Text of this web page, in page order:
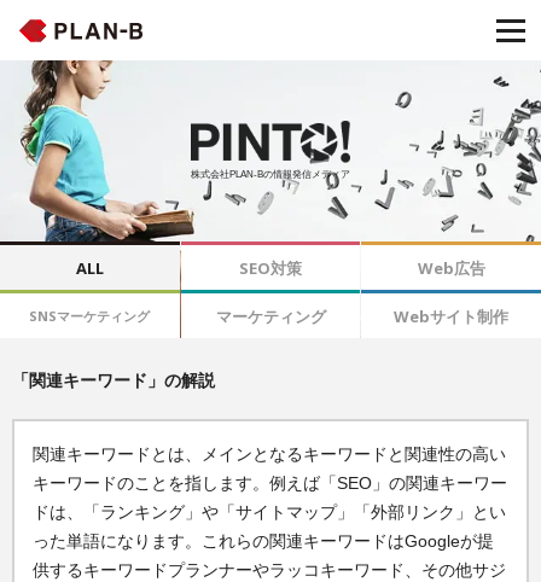
株式会社PLAN-Bの情報発信メディア
ALL SEO対策 Web広告
SNSマーケティング マーケティング Webサイト制作
「関連キーワード」の解説
関連キーワードとは、メインとなるキーワードと関連性の高い
キーワードのことを指します。例えば「SEO」の関連キーワー
ドは、「ランキング」や「サイトマップ」「外部リンク」とい
った単語になります。これらの関連キーワードはGoogleが提
供するキーワードプランナーやラッコキーワード、その他サジ